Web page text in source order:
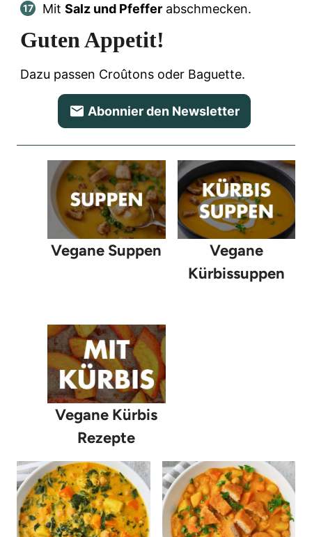
Mit Salz und Pfeffer abschmecken.
Guten Appetit!
Dazu passen Croûtons oder Baguette.
Abonnier den Newsletter
Vegane Suppen
Vegane
Kürbissuppen
Vegane Kürbis
Rezepte